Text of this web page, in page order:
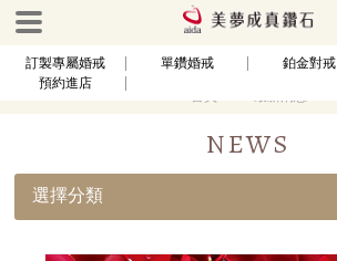
訂製專屬婚戒 單鑽婚戒 鉑金對戒
預約進店
NEWS
選擇分類